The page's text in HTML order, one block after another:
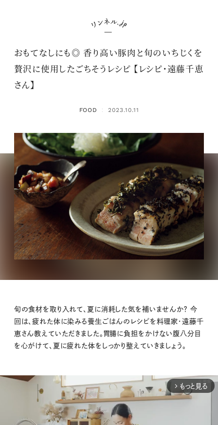
おもてなしにも◎ 香り高い豚肉と旬のいちじくを
贅沢に使用したごちそうレシピ 【レシピ・遠藤千恵
さん】
FOOD ： 2023.10.11
旬の食材を取り入れて、夏に消耗した気を補いませんか？ 今
回は、疲れた体に染みる養生ごはんのレシピを料理家・遠藤千
恵さん教えていただきました。胃腸に負担をかけない腹八分目
を心がけて、夏に疲れた体をしっかり整えていきましょう。
arrow_forward_ios もっと見る